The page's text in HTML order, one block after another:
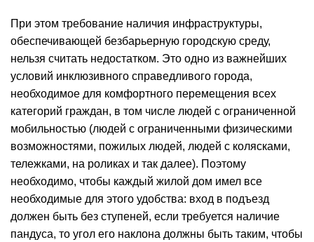
При этом требование наличия инфраструктуры,
обеспечивающей безбарьерную городскую среду,
нельзя считать недостатком. Это одно из важнейших
условий инклюзивного справедливого города,
необходимое для комфортного перемещения всех
категорий граждан, в том числе людей с ограниченной
мобильностью (людей с ограниченными физическими
возможностями, пожилых людей, людей с колясками,
тележками, на роликах и так далее). Поэтому
необходимо, чтобы каждый жилой дом имел все
необходимые для этого удобства: вход в подъезд
должен быть без ступеней, если требуется наличие
пандуса, то угол его наклона должны быть таким, чтобы